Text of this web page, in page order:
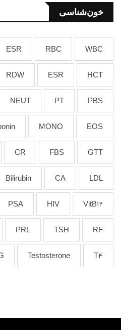
خون‌شناسی
WBC
RBC
ESR
HCT
ESR
RDW
PBS
PT
NEUT
EOS
MONO
GTT
FBS
CR
LDL
CA
Bilirubin
VitB12
HIV
PSA
RF
TSH
PRL
T4
Testosterone